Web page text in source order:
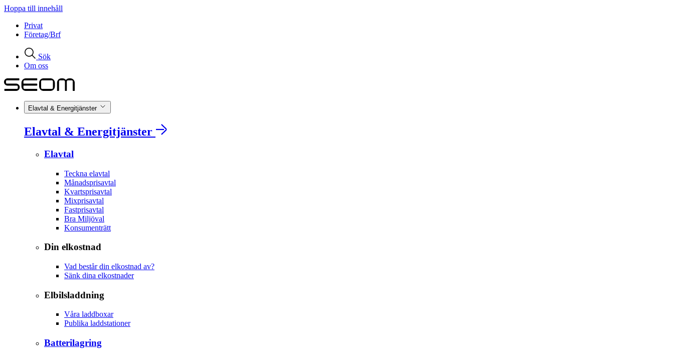
Hoppa till innehåll
Privat
Företag/Brf
Sök
Om oss
Elavtal & Energitjänster
Elavtal & Energitjänster
Elavtal
Teckna elavtal
Månadsprisavtal
Kvartsprisavtal
Mixprisavtal
Fastprisavtal
Bra Miljöval
Konsumenträtt
Din elkostnad
Vad består din elkostnad av?
Sänk dina elkostnader
Elbilsladdning
Våra laddboxar
Publika laddstationer
Batterilagring